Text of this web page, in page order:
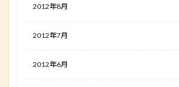
2012年8月
2012年7月
2012年6月